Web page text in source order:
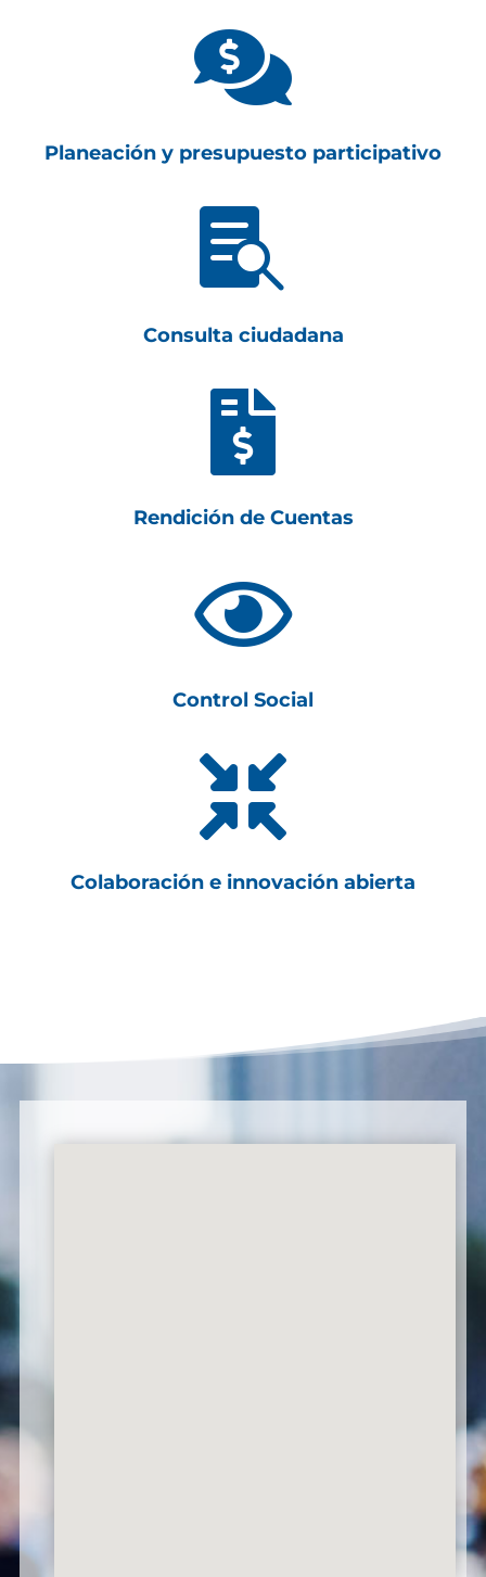

Planeación y presupuesto participativo

Consulta ciudadana

Rendición de Cuentas

Control Social

Colaboración e innovación abierta